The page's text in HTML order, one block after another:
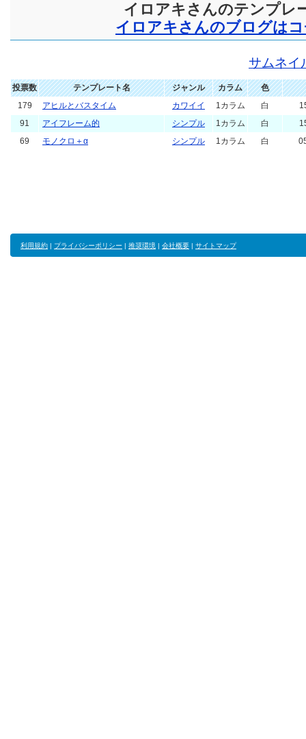
イロアキさんのテンプレ
イロアキさんのブログは
サムネイ
投票数 テンプレート名 ジャンル カラム
色
179
アヒルとバスタイム カワイイ 1カラム 白
91
アイフレーム的 シンプル 1カラム 白
69
モノクロ＋α シンプル 1カラム 白
利用規約 | プライバシーポリシー | 推奨環境 | 会社概要 | サイトマップ